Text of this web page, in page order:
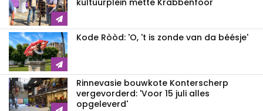
kultuurplein mette Krabbenfoor
Kode Ròòd: 'O, 't is zonde van da béésje'
Rinnevasie bouwkote Konterscherp
vergevorderd: 'Voor 15 juli alles
opgeleverd'